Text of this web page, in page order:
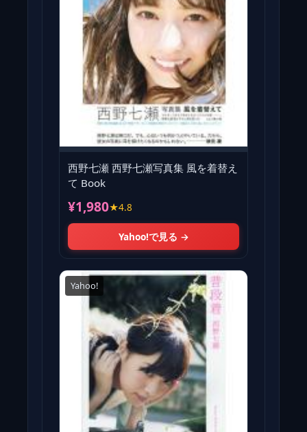
西野七瀬 西野七瀬写真集 風を着替え
て Book
¥1,980★4.8
Yahoo!で見る →
Yahoo!